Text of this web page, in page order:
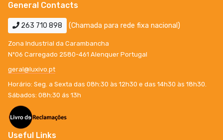
General Contacts
263 710 898 (Chamada para rede fixa nacional)
Zona Industrial da Carambancha
Nº06 Carregado 2580-461 Alenquer Portugal
geral@luxivo.pt
Horário: Seg. a Sexta das 08h:30 às 12h30 e das 14h30 às 18h30.
Sábados: 08h:30 ás 13h
Useful Links